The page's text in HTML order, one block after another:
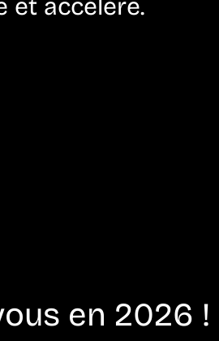
et accélère.
en 2026 !